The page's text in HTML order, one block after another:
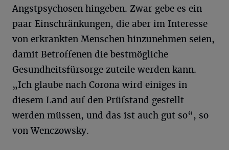
Angstpsychosen hingeben. Zwar gebe es ein
paar Einschränkungen, die aber im Interesse
von erkrankten Menschen hinzunehmen seien,
damit Betroffenen die bestmögliche
Gesundheitsfürsorge zuteile werden kann.
„Ich glaube nach Corona wird einiges in
diesem Land auf den Prüfstand gestellt
werden müssen, und das ist auch gut so“, so
von Wenczowsky.